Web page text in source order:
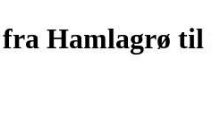
Hamlagrø til